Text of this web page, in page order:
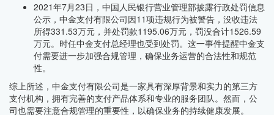
2021年7月23日，中国人民银行营业管理部披露行政处罚信息
公示，中金支付有限公司因11项违规行为被警告，没收违法
所得331.53万元，并处罚款1195.06万元，罚没合计1526.59
万元。时任中金支付总经理也受到处罚。这一事件提醒中金支
付需要进一步加强合规管理，确保业务运营的合法性和规范
性。
综上所述，中金支付有限公司是一家具有深厚背景和实力的第三方
支付机构，拥有完善的支付产品体系和专业的服务团队。然而，公
司也需要注意合规管理的重要性，以确保业务的持续健康发展。